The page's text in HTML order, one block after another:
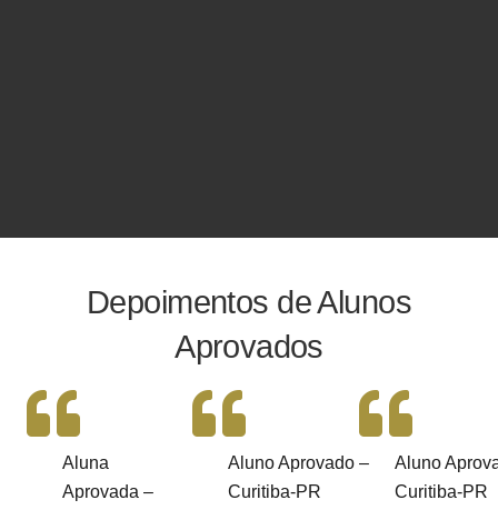
Depoimentos de Alunos
Aprovados
Aluna
Aprovada –
Aluno Aprovado –
Curitiba-PR
Aluno
Curitiba-PR